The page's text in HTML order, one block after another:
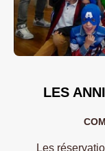
LES
Les